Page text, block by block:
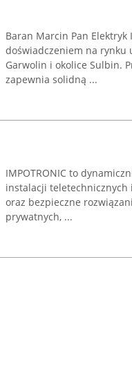
Baran Marcin Pan
doświadczeniem na rynku
Garwolin i okolice Sulbin.
zapewnia solidną ...
IMPOTRONIC to
instalacji teletechnicznych
oraz bezpieczne
prywatnych, ...